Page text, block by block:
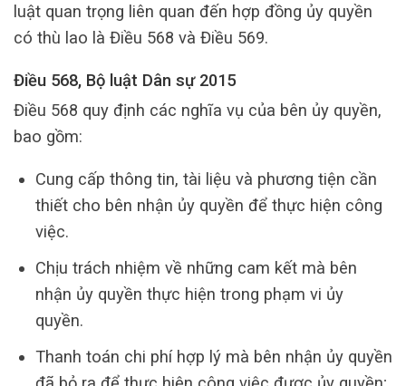
luật quan trọng liên quan đến hợp đồng ủy quyền
có thù lao là Điều 568 và Điều 569.
Điều 568, Bộ luật Dân sự 2015
Điều 568 quy định các nghĩa vụ của bên ủy quyền,
bao gồm:
Cung cấp thông tin, tài liệu và phương tiện cần
thiết cho bên nhận ủy quyền để thực hiện công
việc.
Chịu trách nhiệm về những cam kết mà bên
nhận ủy quyền thực hiện trong phạm vi ủy
quyền.
Thanh toán chi phí hợp lý mà bên nhận ủy quyền